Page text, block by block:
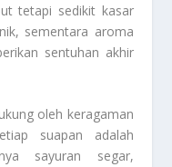
tetapi sedikit kasar
sementara aroma
sentuhan akhir
oleh keragaman
suapan adalah
sayuran segar,